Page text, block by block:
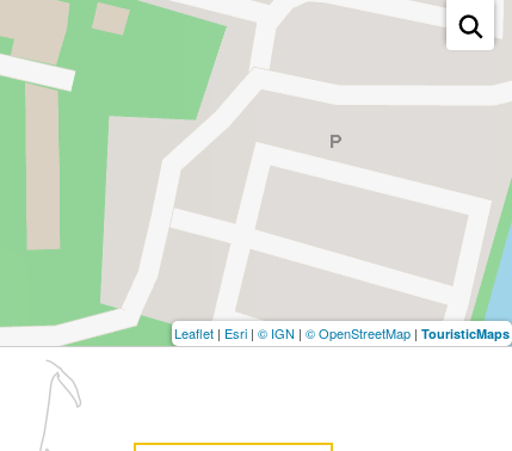
Leaflet | Esri | © IGN | © OpenStreetMap | TouristicMaps